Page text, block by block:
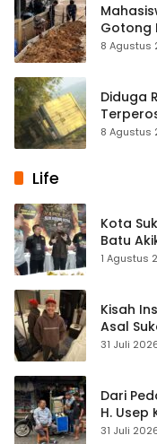
Gotong
Majelis
8 Agustus
Diduga
8 Agustus
Life
Kota
Batu
1 Agustus
Kisah
Asal
31 Juli
Dari
H. Usep
Cisaat
31 Juli